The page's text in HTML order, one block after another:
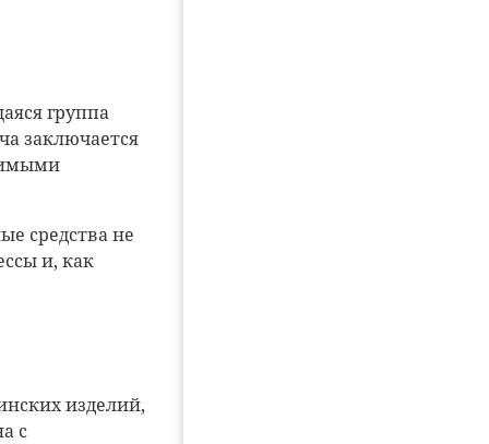
группа
заключается
средства не
и, как
изделий,
с